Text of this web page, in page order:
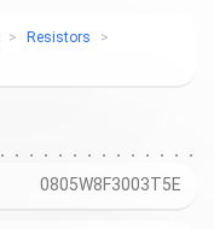
Resistors
0805W8F3003T5E